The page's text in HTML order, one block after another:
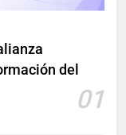
del
01